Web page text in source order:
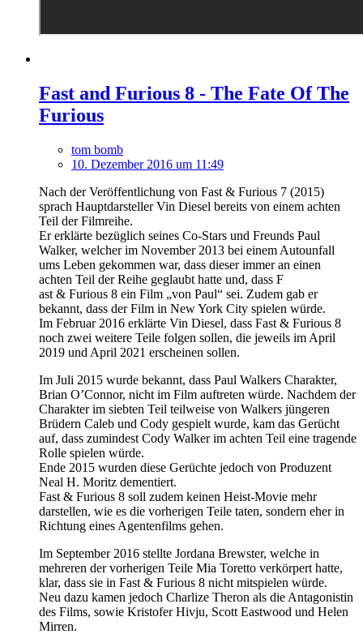
Fast and Furious 8 - The Fate Of The
Furious
tom bomb
10. Dezember 2016 um 11:49
Nach der Veröffentlichung von Fast & Furious 7 (2015)
sprach Hauptdarsteller Vin Diesel bereits von einem achten
Teil der Filmreihe.
Er erklärte bezüglich seines Co-Stars und Freunds Paul
Walker, welcher im November 2013 bei einem Autounfall
ums Leben gekommen war, dass dieser immer an einen
achten Teil der Reihe geglaubt hatte und, dass F
ast & Furious 8 ein Film „von Paul“ sei. Zudem gab er
bekannt, dass der Film in New York City spielen würde.
Im Februar 2016 erklärte Vin Diesel, dass Fast & Furious 8
noch zwei weitere Teile folgen sollen, die jeweils im April
2019 und April 2021 erscheinen sollen.
Im Juli 2015 wurde bekannt, dass Paul Walkers Charakter,
Brian O’Connor, nicht im Film auftreten würde. Nachdem der
Charakter im siebten Teil teilweise von Walkers jüngeren
Brüdern Caleb und Cody gespielt wurde, kam das Gerücht
auf, dass zumindest Cody Walker im achten Teil eine tragende
Rolle spielen würde.
Ende 2015 wurden diese Gerüchte jedoch von Produzent
Neal H. Moritz dementiert.
Fast & Furious 8 soll zudem keinen Heist-Movie mehr
darstellen, wie es die vorherigen Teile taten, sondern eher in
Richtung eines Agentenfilms gehen.
Im September 2016 stellte Jordana Brewster, welche in
mehreren der vorherigen Teile Mia Toretto verkörpert hatte,
klar, dass sie in Fast & Furious 8 nicht mitspielen würde.
Neu dazu kamen jedoch Charlize Theron als die Antagonistin
des Films, sowie Kristofer Hivju, Scott Eastwood und Helen
Mirren.